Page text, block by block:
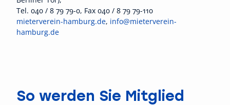
Tel. 040 / 8 79 79-0, Fax 040 / 8 79 79-110
mieterverein-hamburg.de, info@mieterverein-
hamburg.de
So werden Sie Mitglied